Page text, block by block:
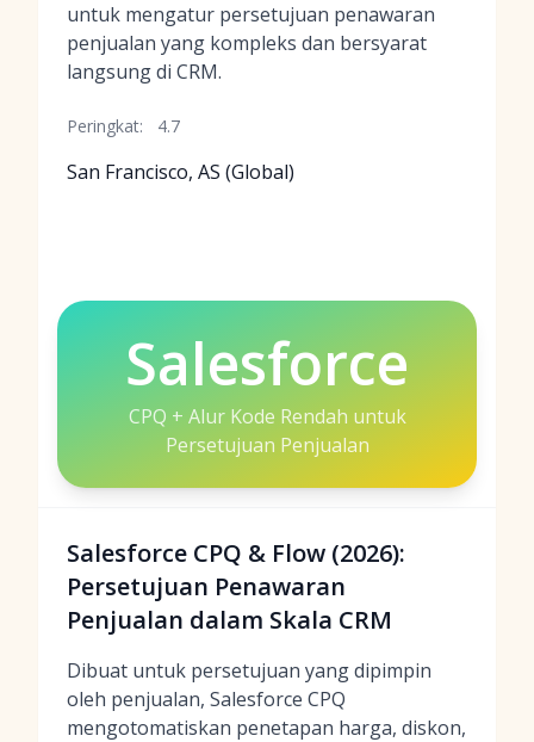
untuk mengatur persetujuan penawaran
penjualan yang kompleks dan bersyarat
langsung di CRM.
Peringkat: 4.7
San Francisco, AS (Global)
Salesforce
CPQ + Alur Kode Rendah untuk
Persetujuan Penjualan
Salesforce CPQ & Flow (2026):
Persetujuan Penawaran
Penjualan dalam Skala CRM
Dibuat untuk persetujuan yang dipimpin
oleh penjualan, Salesforce CPQ
mengotomatiskan penetapan harga, diskon,